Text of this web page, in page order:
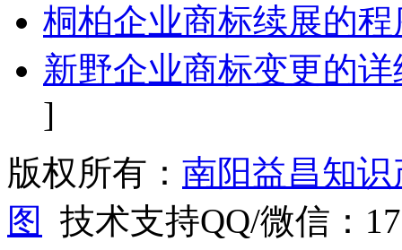
桐柏企业商标续展的
新野企业商标变更的
]
版权所有： 南阳益昌知
图
技术支持QQ/微信：